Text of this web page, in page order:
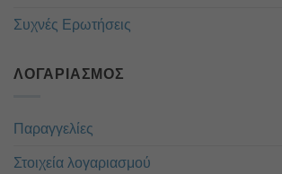
Συχνές Ερωτήσεις
ΛΟΓΑΡΙΑΣΜΌΣ
Παραγγελίες
Στοιχεία λογαριασμού